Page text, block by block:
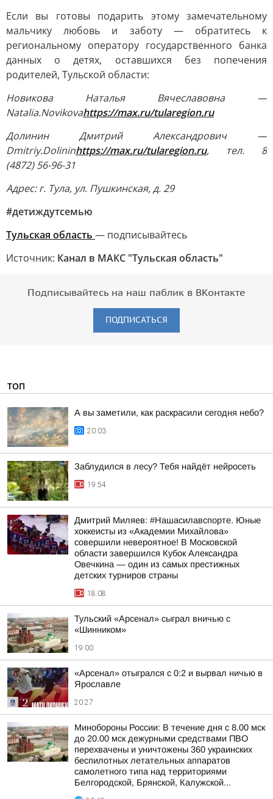
Если вы готовы подарить этому замечательному
мальчику любовь и заботу — обратитесь к
региональному оператору государственного банка
данных о детях, оставшихся без попечения
родителей, Тульской области:
Новикова Наталья Вячеславовна —
Natalia.Novikovahttps://max.ru/tularegion.ru
Долинин Дмитрий Александрович —
Dmitriy.Dolininhttps://max.ru/tularegion.ru, тел. 8
(4872) 56-96-31
Адрес: г. Тула, ул. Пушкинская, д. 29
#детиждутсемью
Тульская область — подписывайтесь
Источник: Канал в МАКС "Тульская область"
Подписывайтесь на наш паблик в ВКонтакте
ПОДПИСАТЬСЯ
ТОП
А вы заметили, как раскрасили сегодня небо?
20:03
Заблудился в лесу? Тебя найдёт нейросеть
19:54
Дмитрий Миляев: #Нашасилавспорте. Юные
хоккеисты из «Академии Михайлова»
совершили невероятное! В Московской
области завершился Кубок Александра
Овечкина — один из самых престижных
детских турниров страны
18:08
Тульский «Арсенал» сыграл вничью с
«Шинником»
19:00
«Арсенал» отыгрался с 0:2 и вырвал ничью в
Ярославле
20:27
Минобороны России: В течение дня с 8.00 мск
до 20.00 мск дежурными средствами ПВО
перехвачены и уничтожены 360 украинских
беспилотных летательных аппаратов
самолетного типа над территориями
Белгородской, Брянской, Калужской...